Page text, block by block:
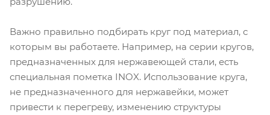
Важно правильно подбирать круг под материал, с
которым вы работаете. Например, на серии кругов,
предназначенных для нержавеющей стали, есть
специальная пометка INOX. Использование круга,
не предназначенного для нержавейки, может
привести к перегреву, изменению структуры